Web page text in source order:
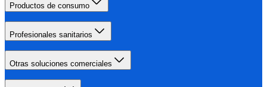
Productos de consumo
Profesionales sanitarios
Otras soluciones comerciales